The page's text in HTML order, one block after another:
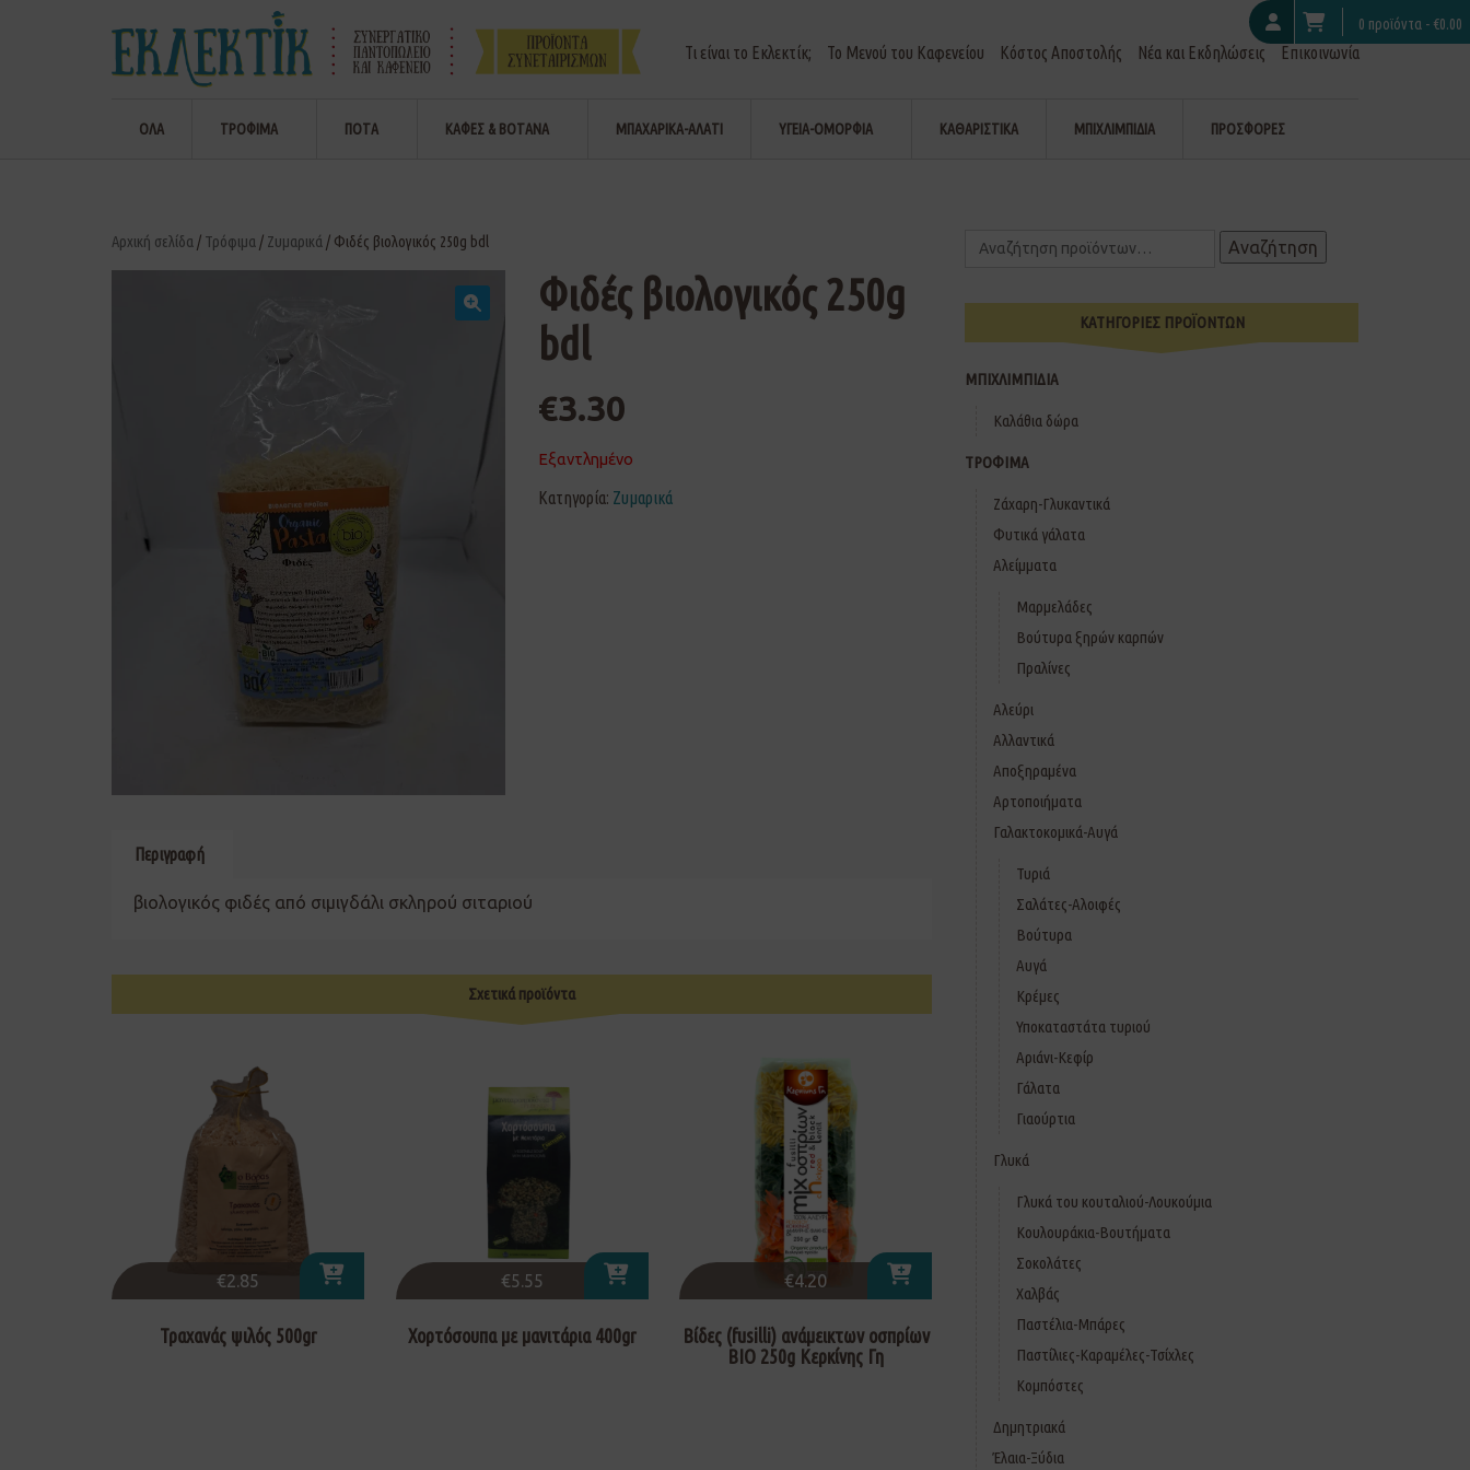
0 προϊόντα - €0.00
Τι είναι το Εκλεκτίκ; Το Μενού του Καφενείου Κόστος Αποστολής Νέα και Εκδηλώσεις Επικοινωνία
ΟΛΑ ΤΡΟΦΙΜΑ ΠΟΤΑ ΚΑΦΕΣ & ΒΟΤΑΝΑ ΜΠΑΧΑΡΙΚΑ-ΑΛΑΤΙ ΥΓΕΙΑ-ΟΜΟΡΦΙΑ ΚΑΘΑΡΙΣΤΙΚΑ ΜΠΙΧΛΙΜΠΙΔΙΑ ΠΡΟΣΦΟΡΕΣ
Αρχική σελίδα / Τρόφιμα / Ζυμαρικά / Φιδές βιολογικός 250g bdl
Φιδές βιολογικός 250g
bdl
€3.30
Εξαντλημένο
Κατηγορία: Ζυμαρικά
Περιγραφή
βιολογικός φιδές από σιμιγδάλι σκληρού σιταριού
Σχετικά προϊόντα
€2.85
Τραχανάς ψιλός 500gr
€5.55
Χορτόσουπα με μανιτάρια 400gr
€4.20
Βίδες (fusilli) ανάμεικτων οσπρίων
ΒΙΟ 250g Κερκίνης Γη
Αναζήτηση
ΚΑΤΗΓΟΡΙΕΣ ΠΡΟΪΟΝΤΩΝ
ΜΠΙΧΛΙΜΠΙΔΙΑ
Καλάθια δώρα
ΤΡΟΦΙΜΑ
Ζάχαρη-Γλυκαντικά
Φυτικά γάλατα
Αλείμματα
Μαρμελάδες
Βούτυρα ξηρών καρπών
Πραλίνες
Αλεύρι
Αλλαντικά
Αποξηραμένα
Αρτοποιήματα
Γαλακτοκομικά-Αυγά
Τυριά
Σαλάτες-Αλοιφές
Βούτυρα
Αυγά
Κρέμες
Υποκαταστάτα τυριού
Αριάνι-Κεφίρ
Γάλατα
Γιαούρτια
Γλυκά
Γλυκά του κουταλιού-Λουκούμια
Κουλουράκια-Βουτήματα
Σοκολάτες
Χαλβάς
Παστέλια-Μπάρες
Παστίλιες-Καραμέλες-Τσίχλες
Κομπόστες
Δημητριακά
Έλαια-Ξύδια